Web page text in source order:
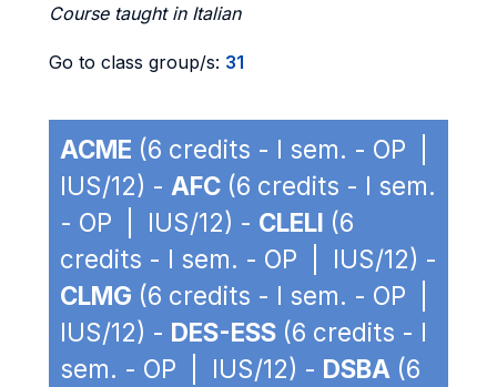
Course taught in Italian
Go to class group/s: 31
ACME (6 credits - I sem. - OP |
IUS/12) - AFC (6 credits - I sem.
- OP | IUS/12) - CLELI (6
credits - I sem. - OP | IUS/12) -
CLMG (6 credits - I sem. - OP |
IUS/12) - DES-ESS (6 credits - I
sem. - OP | IUS/12) - DSBA (6